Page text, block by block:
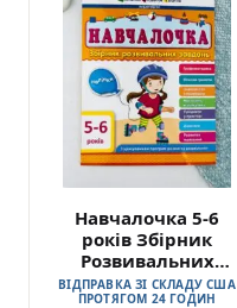
Навчалочка 5-6
років Збірник
Розвивальних
Завдань
ВІДПРАВКА ЗІ СКЛАДУ США
ПРОТЯГОМ 24 ГОДИН